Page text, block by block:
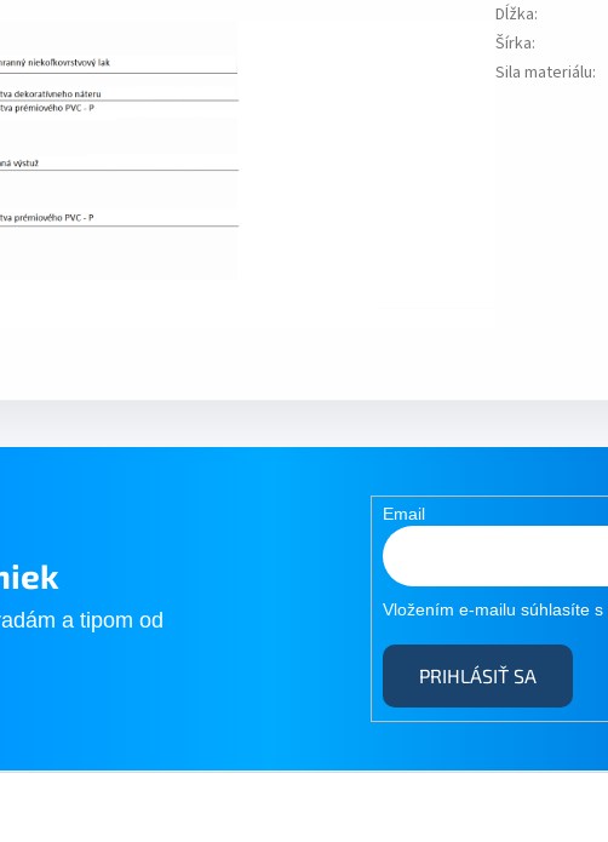
Dĺžka:
Šírka:
Sila materiálu:
a tipom od
Email
Vložením e-mailu súhlasíte s
PRIHLÁSIŤ SA